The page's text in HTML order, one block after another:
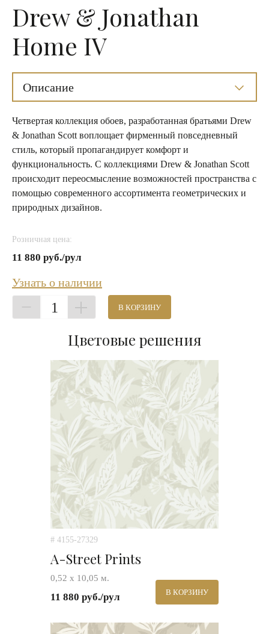
Drew & Jonathan
Home IV
Описание
Четвертая коллекция обоев, разработанная братьями Drew
& Jonathan Scott воплощает фирменный повседневный
стиль, который пропагандирует комфорт и
функциональность. С коллекциями Drew & Jonathan Scott
происходит переосмысление возможностей пространства с
помощью современного ассортимента геометрических и
природных дизайнов.
Розничная цена:
11 880 руб./рул
Узнать о наличии
1 В КОРЗИНУ
Цветовые решения
# 4155-27329
A-Street Prints
0,52 х 10,05 м.
11 880 руб./рул В КОРЗИНУ